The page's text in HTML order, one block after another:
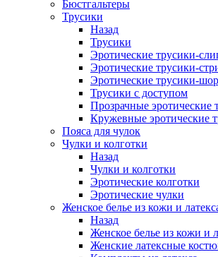
Бюстгальтеры
Трусики
Назад
Трусики
Эротические трусики-
Эротические трусики-
Эротические трусики-
Трусики с доступом
Прозрачные эротические
Кружевные эротические
Пояса для чулок
Чулки и колготки
Назад
Чулки и колготки
Эротические колготки
Эротические чулки
Женское белье из кожи и
Назад
Женское белье из кожи и
Женские латексные